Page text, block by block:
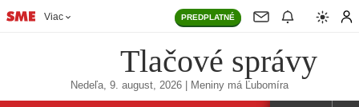
Viac PREDPLATNÉ
Tlačové správy
Nedeľa, 9. august, 2026 | Meniny má Ľubomíra